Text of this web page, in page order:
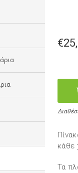
κάθε
Τα